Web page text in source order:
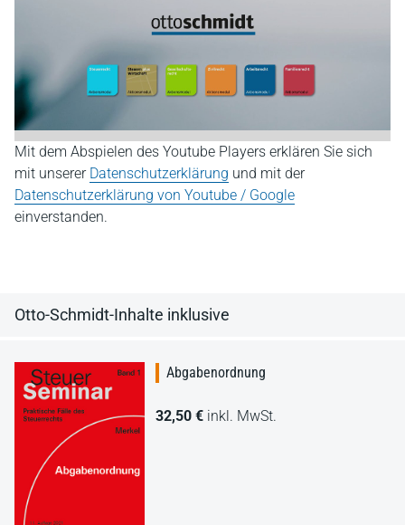
Mit dem Abspielen des Youtube Players erklären Sie sich
mit unserer Datenschutzerklärung und mit der
Datenschutzerklärung von Youtube / Google
einverstanden.
Otto-Schmidt-Inhalte inklusive
Abgabenordnung
32,50 € inkl. MwSt.